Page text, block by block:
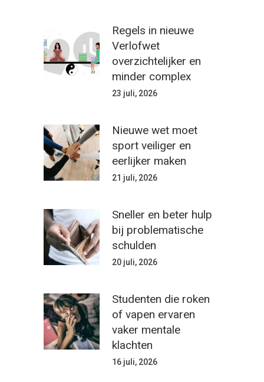
Regels in nieuwe
Verlofwet
overzichtelijker en
minder complex
23 juli, 2026
Nieuwe wet moet
sport veiliger en
eerlijker maken
21 juli, 2026
Sneller en beter hulp
bij problematische
schulden
20 juli, 2026
Studenten die roken
of vapen ervaren
vaker mentale
klachten
16 juli, 2026